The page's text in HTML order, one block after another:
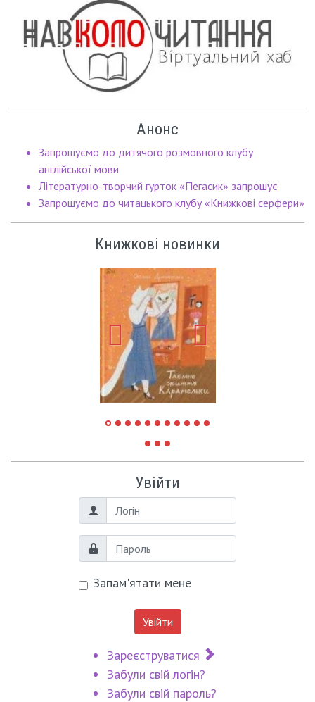
Анонс
Запрошуємо до дитячого розмовного клубу
англійської мови
Літературно-творчий гурток «Пегасик» запрошує
Запрошуємо до читацького клубу «Книжкові серфери»
Книжкові новинки
Увійти
Логін
Пароль
Запам'ятати мене
Увійти
Зареєструватися
Забули свій логін?
Забули свій пароль?